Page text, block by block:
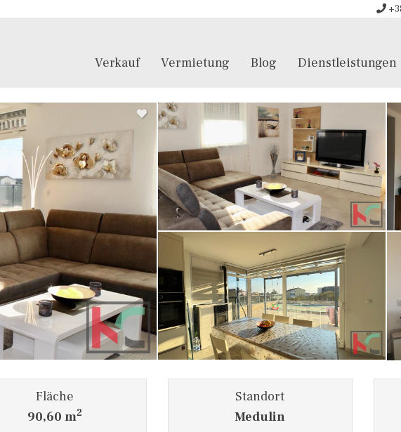
Verkauf Vermietung Blog Dienstleistungen
Fläche
90,60 m2
Standort
Medulin